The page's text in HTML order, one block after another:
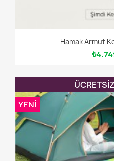
Hamak Armut
YENI